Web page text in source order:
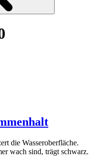
die Wasseroberfläche.
wach sind, trägt schwarz.